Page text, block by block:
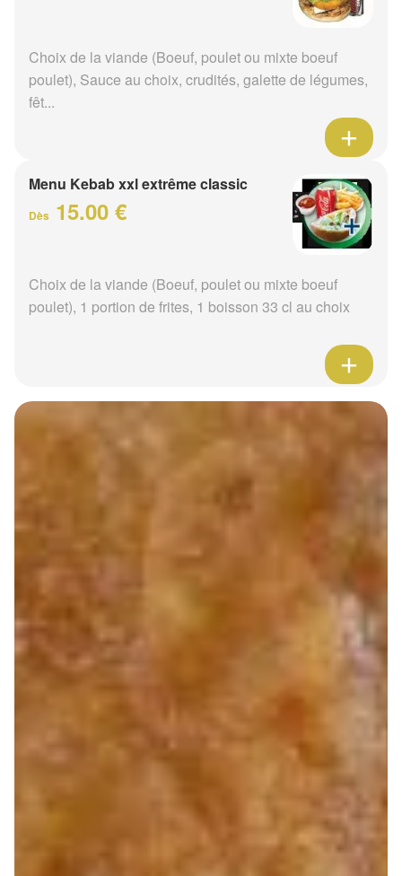
Choix de la viande (Boeuf, poulet ou mixte boeuf
poulet), Sauce au choix, crudités, galette de légumes,
fêt...
Menu Kebab xxl extrême classic
Dès 15.00 €
Choix de la viande (Boeuf, poulet ou mixte boeuf
poulet), 1 portion de frites, 1 boisson 33 cl au choix